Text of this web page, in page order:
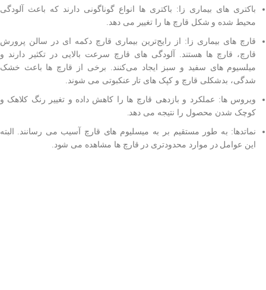
باکتری های بیماری زا: باکتری ها انواع گوناگونی دارند که باعث آلودگی
محیط شده و شکل قارچ ها را تغییر می دهد.
قارچ های بیماری زا: از رایج‌ترین بیماری قارچ دکمه ای در سالن پرورش
قارچ، قارچ‌ ها هستند. آلودگی های قارچ سرعت بالایی در تکثیر دارند و
میلسیوم های سفید و سبز ایجاد می‌کنند. برخی از قارچ ها باعث خشک
شدگی، بدشکلی قارچ و کپک های تار عنکبوتی می شوند.
ویروس ها: عملکرد و بازدهی قارچ ها را کاهش داده و تغییر رنگ کلاهک و
کوچک شدن محصول را نتیجه می دهد.
نماتدها: به طور مستقیم بر به میسلیوم های قارچ آسیب می رسانند. البته
این عوامل در موارد محدودتری در قارچ ها مشاهده می شود.